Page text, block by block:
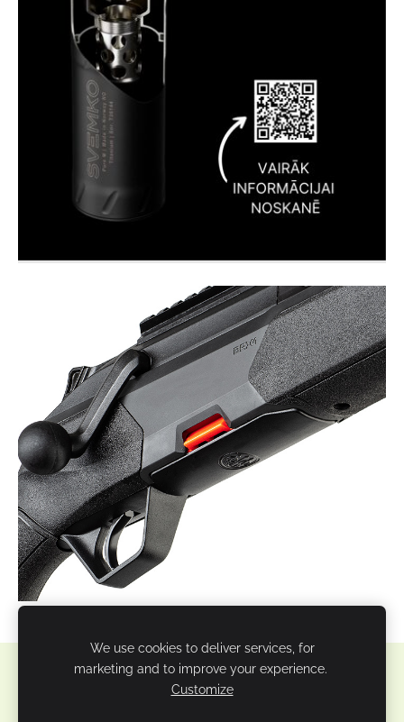
Sīkdatnes
We use cookies to deliver services, for
marketing and to improve your experience.
Customize